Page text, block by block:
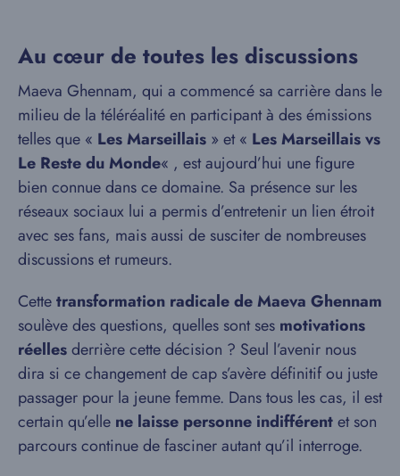
Au cœur de toutes les discussions
Maeva Ghennam, qui a commencé sa carrière dans le
milieu de la téléréalité en participant à des émissions
telles que « Les Marseillais » et « Les Marseillais vs
Le Reste du Monde« , est aujourd’hui une figure
bien connue dans ce domaine. Sa présence sur les
réseaux sociaux lui a permis d’entretenir un lien étroit
avec ses fans, mais aussi de susciter de nombreuses
discussions et rumeurs.
Cettetransformation radicale de Maeva Ghennam
soulève des questions, quelles sont ses motivations
réellesderrière cette décision ? Seul l’avenir nous
dira si ce changement de cap s’avère définitif ou juste
passager pour la jeune femme. Dans tous les cas, il est
certain qu’elle ne laisse personne indifférentet son
parcours continue de fasciner autant qu’il interroge.